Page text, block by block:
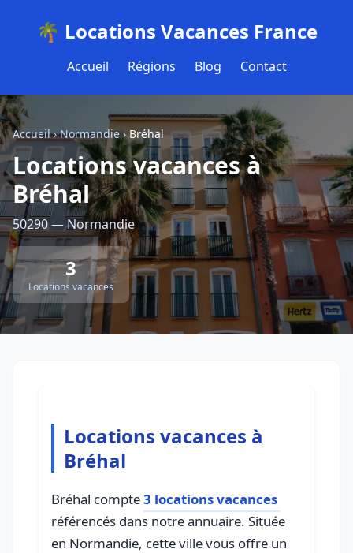
🌴 Locations Vacances France
Accueil Régions Blog Contact
Accueil›Normandie›Bréhal
Locations vacances à
Bréhal
50290 — Normandie
3
Locations vacances
Locations vacances à
Bréhal
Bréhal compte3 locations vacances
référencés dans notre annuaire. Située
en Normandie, cette ville vous offre un